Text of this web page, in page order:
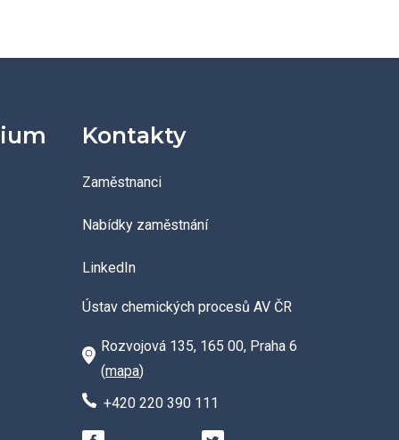
Kontakty
Zaměstnanci
Nabídky zaměstnání
LinkedIn
Ústav chemických procesů AV ČR
Rozvojová 135, 165 00, Praha 6
(mapa)
+420 220 390 111